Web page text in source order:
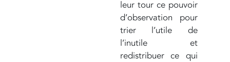
leur tour ce pouvoir
d’observation pour
trier l’utile de
l’inutile et
redistribuer ce qui